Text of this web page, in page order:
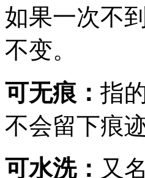
如果一次不
不变。
可无痕： 指
不会留下痕迹
可水洗： 又